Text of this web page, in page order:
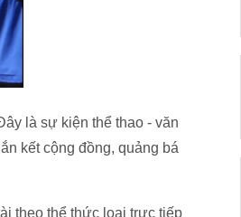
là sự kiện thể thao - văn
kết cộng đồng, quảng bá
theo thể thức loại trực tiếp